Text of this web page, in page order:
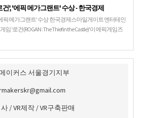
', '에픽 메가그랜트' 수상 - 한국경제
픽 메가그랜트' 수상 한국경제스마일게이트 엔터테인
임 '로건(ROGAN : The Thief in the Castle)'이 에픽게임즈
이커스 서울경기지부
사 / VR제작 / VR구축판매